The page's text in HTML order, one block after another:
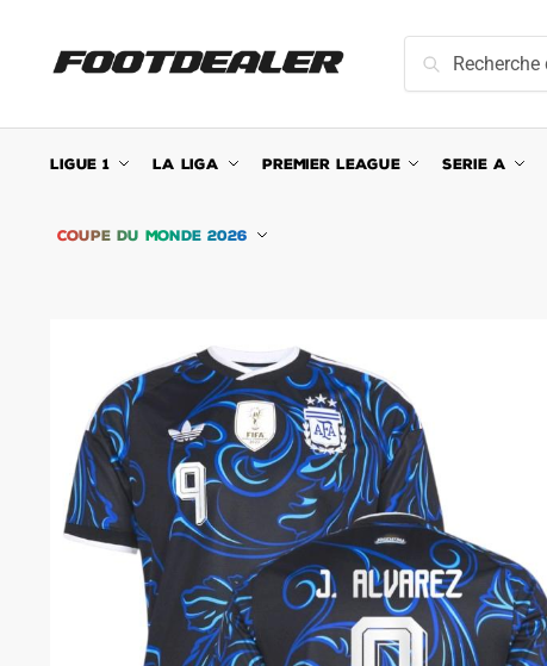
navigation
content
pour :
Recherche
LIGUE 1 LA LIGA PREMIER LEAGUE SERIE A
COUPE DU MONDE 2026